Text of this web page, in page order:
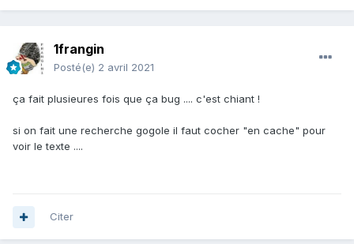
1frangin
Posté(e) 2 avril 2021
ça fait plusieures fois que ça bug .... c'est chiant !
si on fait une recherche gogole il faut cocher "en cache" pour
voir le texte ....
Citer